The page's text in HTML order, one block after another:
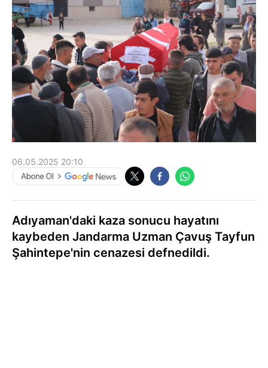
06.05.2025 20:10
Adıyaman'daki kaza sonucu hayatını
kaybeden Jandarma Uzman Çavuş Tayfun
Şahintepe'nin cenazesi defnedildi.